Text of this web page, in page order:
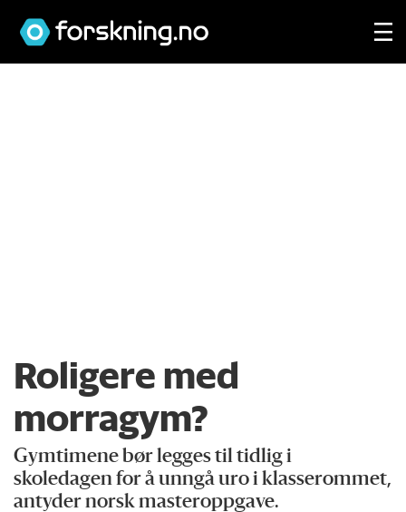
Roligere med
morragym?
Gymtimene bør legges til tidlig i
skoledagen for å unngå uro i klasserommet,
antyder norsk masteroppgave.